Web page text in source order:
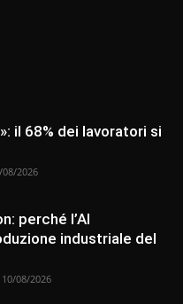
il 68% dei lavoratori si
08/2026
perché l’AI
industriale del
10/08/2026